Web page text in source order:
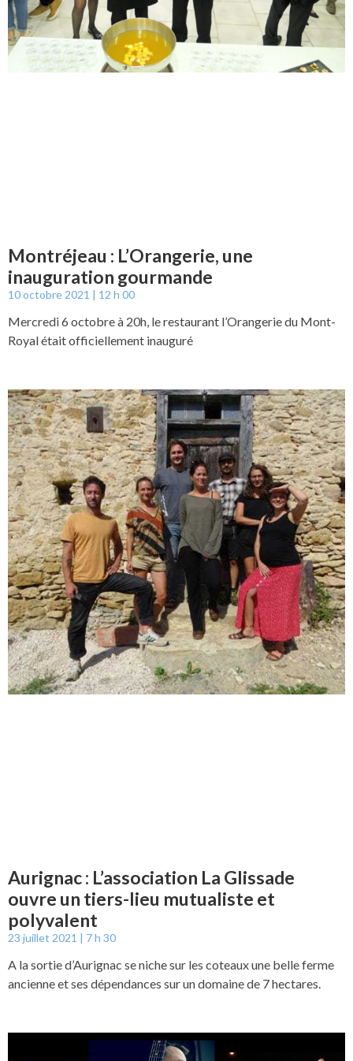
Montréjeau : L’Orangerie, une
inauguration gourmande
10 octobre 2021 12 h 00
Mercredi 6 octobre à 20h, le restaurant l’Orangerie du Mont-
Royal était officiellement inauguré
Aurignac : L’association La Glissade
ouvre un tiers-lieu mutualiste et
polyvalent
23 juillet 2021 7 h 30
A la sortie d’Aurignac se niche sur les coteaux une belle ferme
ancienne et ses dépendances sur un domaine de 7 hectares.